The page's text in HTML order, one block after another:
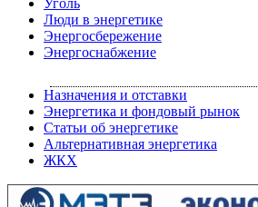
Уголь
Люди в энергетике
Энергосбережение
Энергоснабжение
Назначения и отставки
Энергетика и фондовый рынок
Статьи об энергетике
Альтернативная энергетика
ЖКХ